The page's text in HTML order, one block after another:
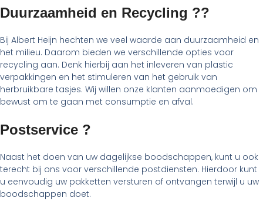
Duurzaamheid en Recycling ??
Bij Albert Heijn hechten we veel waarde aan duurzaamheid en
het milieu. Daarom bieden we verschillende opties voor
recycling aan. Denk hierbij aan het inleveren van plastic
verpakkingen en het stimuleren van het gebruik van
herbruikbare tasjes. Wij willen onze klanten aanmoedigen om
bewust om te gaan met consumptie en afval.
Postservice ?
Naast het doen van uw dagelijkse boodschappen, kunt u ook
terecht bij ons voor verschillende postdiensten. Hierdoor kunt
u eenvoudig uw pakketten versturen of ontvangen terwijl u uw
boodschappen doet.